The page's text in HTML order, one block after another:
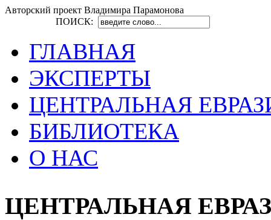
Авторский проект Владимира Парамонова
ПОИСК:
ГЛАВНАЯ
ЭКСПЕРТЫ
ЦЕНТРАЛЬНАЯ
БИБЛИОТЕКА
О НАС
ЦЕНТРАЛЬНАЯ